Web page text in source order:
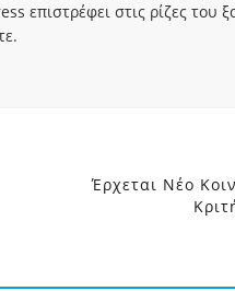
επιστρέφει στις ρίζες του
Έρχεται Νέο